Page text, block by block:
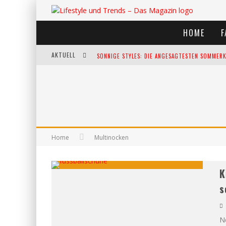
HOME
AKTUELL SONNIGE STYLES: DIE ANGESAGTESTEN
Home Multinocken